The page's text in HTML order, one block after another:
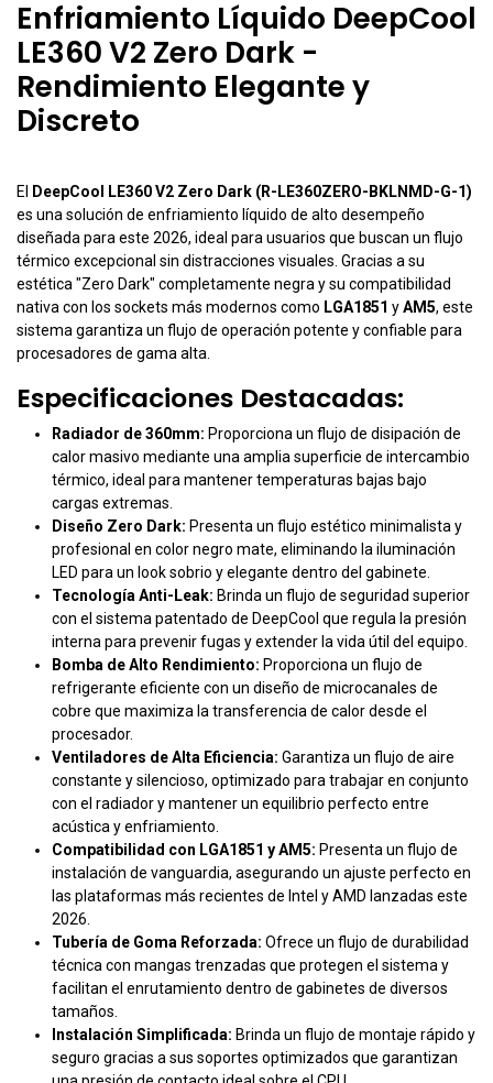
Enfriamiento Líquido DeepCool
LE360 V2 Zero Dark -
Rendimiento Elegante y
Discreto
El
DeepCool LE360 V2 Zero Dark (R-LE360ZERO-BKLNMD-G-1)
es una solución de enfriamiento líquido de alto desempeño
diseñada para este 2026, ideal para usuarios que buscan un flujo
térmico excepcional sin distracciones visuales. Gracias a su
estética "Zero Dark" completamente negra y su compatibilidad
nativa con los sockets más modernos como LGA1851 yAM5, este
sistema garantiza un flujo de operación potente y confiable para
procesadores de gama alta.
Especificaciones Destacadas:
Radiador de 360mm: Proporciona un flujo de disipación de
calor masivo mediante una amplia superficie de intercambio
térmico, ideal para mantener temperaturas bajas bajo
cargas extremas.
Diseño Zero Dark: Presenta un flujo estético minimalista y
profesional en color negro mate, eliminando la iluminación
LED para un look sobrio y elegante dentro del gabinete.
Tecnología Anti-Leak: Brinda un flujo de seguridad superior
con el sistema patentado de DeepCool que regula la presión
interna para prevenir fugas y extender la vida útil del equipo.
Bomba de Alto Rendimiento: Proporciona un flujo de
refrigerante eficiente con un diseño de microcanales de
cobre que maximiza la transferencia de calor desde el
procesador.
Ventiladores de Alta Eficiencia: Garantiza un flujo de aire
constante y silencioso, optimizado para trabajar en conjunto
con el radiador y mantener un equilibrio perfecto entre
acústica y enfriamiento.
Compatibilidad con LGA1851 y AM5: Presenta un flujo de
instalación de vanguardia, asegurando un ajuste perfecto en
las plataformas más recientes de Intel y AMD lanzadas este
2026.
Tubería de Goma Reforzada: Ofrece un flujo de durabilidad
técnica con mangas trenzadas que protegen el sistema y
facilitan el enrutamiento dentro de gabinetes de diversos
tamaños.
Instalación Simplificada: Brinda un flujo de montaje rápido y
seguro gracias a sus soportes optimizados que garantizan